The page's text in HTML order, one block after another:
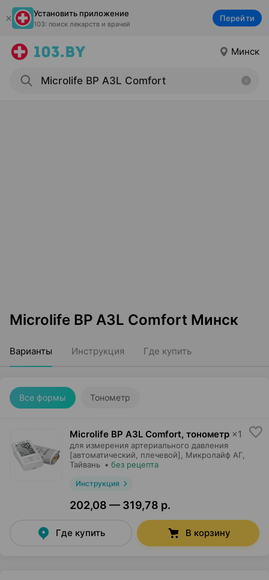
Установить приложение
103: поиск лекарств и врачей
Перейти
Минск
Microlife BP A3L Comfort Минск
Варианты Инструкция Где купить
Все формы Тонометр
Microlife BP A3L Comfort, тонометр ×1
для измерения артериального давления
[автоматический, плечевой],
Микролайф АГ
Тайвань • без рецепта
Инструкция
202,08 — 319,78 р.
Где купить В корзину